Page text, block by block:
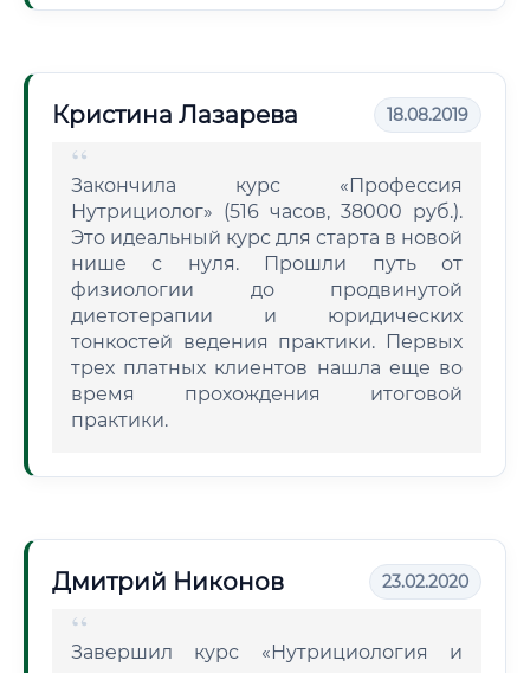
Кристина Лазарева 18.08.2019
Закончила курс «Профессия
Нутрициолог» (516 часов, 38000 руб.).
Это идеальный курс для старта в новой
нише с нуля. Прошли путь от
физиологии до продвинутой
диетотерапии и юридических
тонкостей ведения практики. Первых
трех платных клиентов нашла еще во
время прохождения итоговой
практики.
Дмитрий Никонов 23.02.2020
Завершил курс «Нутрициология и